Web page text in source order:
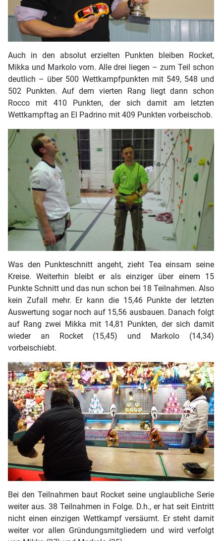
Auch in den absolut erzielten Punkten bleiben Rocket,
Mikka und Markolo vorn. Alle drei liegen – zum Teil schon
deutlich – über 500 Wettkampfpunkten mit 549, 548 und
502 Punkten. Auf dem vierten Rang liegt dann schon
Rocco mit 410 Punkten, der sich damit am letzten
Wettkampftag an El Padrino mit 409 Punkten vorbeischob.
Was den Punkteschnitt angeht, zieht Tea einsam seine
Kreise. Weiterhin bleibt er als einziger über einem 15
Punkte Schnitt und das nun schon bei 18 Teilnahmen. Also
kein Zufall mehr. Er kann die 15,46 Punkte der letzten
Auswertung sogar noch auf 15,56 ausbauen. Danach folgt
auf Rang zwei Mikka mit 14,81 Punkten, der sich damit
wieder an Rocket (15,45) und Markolo (14,34)
vorbeischiebt.
Bei den Teilnahmen baut Rocket seine unglaubliche Serie
weiter aus. 38 Teilnahmen in Folge. D.h., er hat seit Eintritt
nicht einen einzigen Wettkampf versäumt. Er steht damit
weiter vor allen Gründungsmitgliedern und wird verfolgt